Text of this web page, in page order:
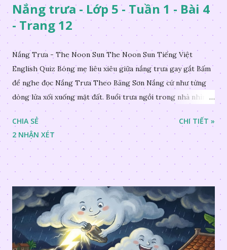
Nắng trưa - Lớp 5 - Tuần 1 - Bài 4
- Trang 12
Nắng Trưa - The Noon Sun The Noon Sun Tiếng Việt
English Quiz Bóng mẹ liêu xiêu giữa nắng trưa gay gắt Bấm
để nghe đọc Nắng Trưa Theo Băng Sơn Nắng cứ như từng
dòng lửa xối xuống mặt đất. Buổi trưa ngồi trong nhà nhìn
ra sân, thấy rất rõ n...
CHIA SẺ
2 NHẬN XÉT
CHI TIẾT »